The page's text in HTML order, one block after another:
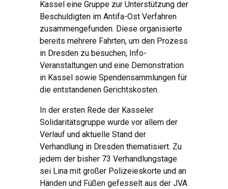
Kassel eine Gruppe zur Unterstützung der
Beschuldigten im Antifa-Ost Verfahren
zusammengefunden. Diese organisierte
bereits mehrere Fahrten, um den Prozess
in Dresden zu besuchen, Info-
Veranstaltungen und eine Demonstration
in Kassel sowie Spendensammlungen für
die entstandenen Gerichtskosten.
In der ersten Rede der Kasseler
Solidaritätsgruppe wurde vor allem der
Verlauf und aktuelle Stand der
Verhandlung in Dresden thematisiert. Zu
jedem der bisher 73 Verhandlungstage
sei Lina mit großer Polizeieskorte und an
Händen und Füßen gefesselt aus der JVA